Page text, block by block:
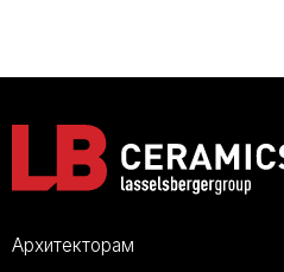
Архитекторам